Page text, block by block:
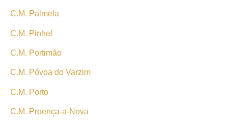
C.M. Palmela
C.M. Pinhel
C.M. Portimão
C.M. Póvoa do Varzim
C.M. Porto
C.M. Proença-a-Nova